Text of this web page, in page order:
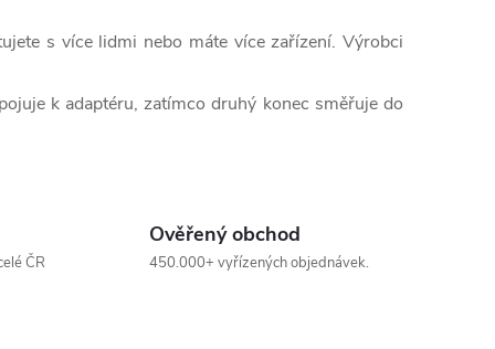
s více lidmi nebo máte více zařízení. Výrobci
k adaptéru, zatímco druhý konec směřuje do
ČR
Ověřený obchod
450.000+ vyřízených objednávek.